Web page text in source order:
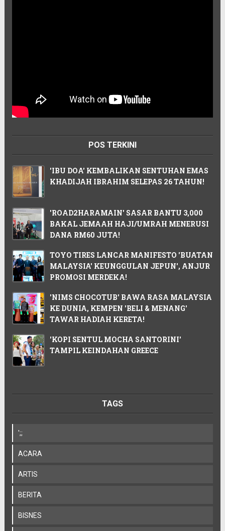
POS TERKINI
'IBU DOA' KEMBALIKAN SENTUHAN EMAS
KHADIJAH IBRAHIM SELEPAS 26 TAHUN!
'ROAD2HARAMAIN' SASAR BANTU 3,000
BAKAL JEMAAH HAJI/UMRAH MENERUSI
DANA RM60 JUTA!
TOYO TIRES LANCAR MANIFESTO 'BUATAN
MALAYSIA' KEUNGGULAN JEPUN', ANJUR
PROMOSI MERDEKA!
'NIMS CHOCOTUB' BAWA RASA MALAYSIA
KE DUNIA, KEMPEN 'BELI & MENANG'
TAWAR HADIAH KERETA!
'KOPI SENTUL MOCHA SANTORINI'
TAMPIL KEINDAHAN GREECE
TAGS
';;
ACARA
ARTIS
BERITA
BISNES